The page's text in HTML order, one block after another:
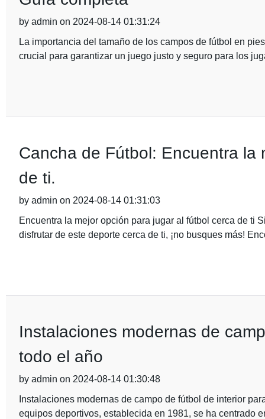
by admin on 2024-08-14 01:31:24
La importancia del tamaño de los campos de fútbol en
crucial para garantizar un juego justo y seguro para los
Cancha de Fútbol: Encuentra la
de ti.
by admin on 2024-08-14 01:31:03
Encuentra la mejor opción para jugar al fútbol cerca de ti
disfrutar de este deporte cerca de ti, ¡no busques más!
Instalaciones modernas de
todo el año
by admin on 2024-08-14 01:30:48
Instalaciones modernas de campo de fútbol de interior
equipos deportivos, establecida en 1981, se ha centrado